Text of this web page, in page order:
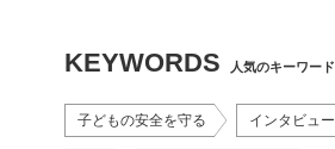
KEYWORDS 人気のキーワード
子どもの安全を守る インタビュー